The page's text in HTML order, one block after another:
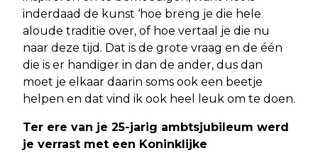
inderdaad de kunst ‘hoe breng je die hele
aloude traditie over, of hoe vertaal je die nu
naar deze tijd. Dat is de grote vraag en de één
die is er handiger in dan de ander, dus dan
moet je elkaar daarin soms ook een beetje
helpen en dat vind ik ook heel leuk om te doen.
Ter ere van je 25-jarig ambtsjubileum werd
je verrast met een Koninklijke